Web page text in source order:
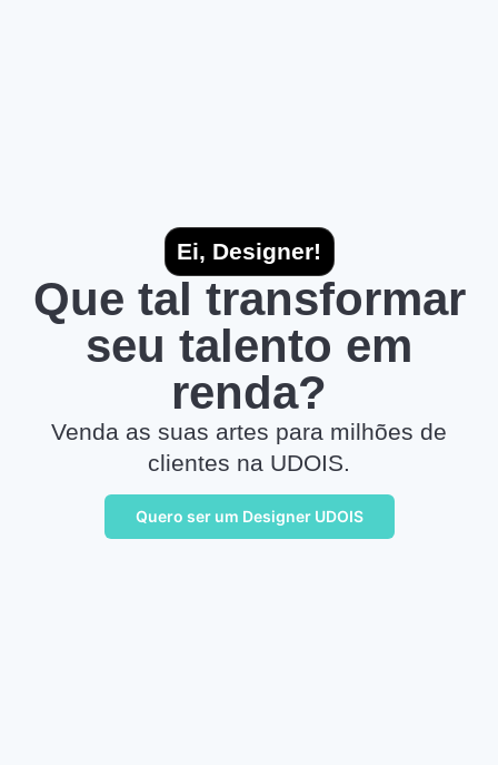
Ei, Designer!
Que tal transformar
seu talento em
renda?
Venda as suas artes para milhões de
clientes na UDOIS.
Quero ser um Designer UDOIS